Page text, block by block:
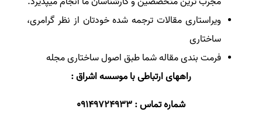
ویراستاری مقالات ترجمه شده خودتان از نظر گرامری،
ساختاری
فرمت بندی مقاله شما طبق اصول ساختاری مجله
راههای ارتباطی با موسسه اشراق :
شماره تماس : 09149724933